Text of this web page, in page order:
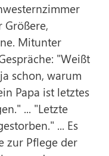
Größere,
Mitunter
"Weißt
schon, warum
Papa ist letztes
... "Letzte
... Es
zur Pflege der